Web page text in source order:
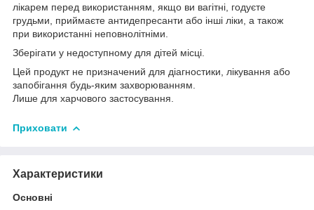
лікарем перед використанням, якщо ви вагітні, годуєте
грудьми, приймаєте антидепресанти або інші ліки, а також
при використанні неповнолітніми.
Зберігати у недоступному для дітей місці.
Цей продукт не призначений для діагностики, лікування або
запобігання будь-яким захворюванням.
Лише для харчового застосування.
Приховати
Характеристики
Основні